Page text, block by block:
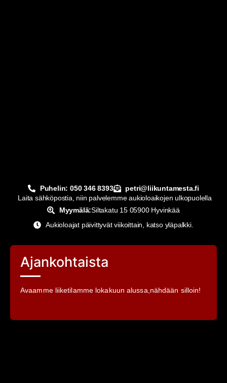
Puhelin: 050 346 8393
petri@liikuntamesta.fi
Laita sähköpostia, niin palvelemme aukioloaikojen ulkopuolella
Myymälä:Siltakatu 15 05900 Hyvinkää
Aukioloajat päivittyvät viikoittain, katso yläpalkki.
Ajankohtaista
Avaamme liiketilamme lokakuun alussa,nähdään silloin!